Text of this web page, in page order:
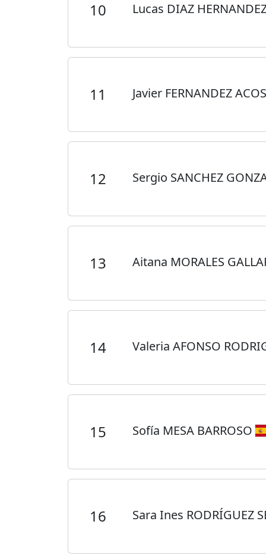
10 Lucas DIAZ
11 Javier FERNANDEZ
12 Sergio SANCHEZ
13 Aitana MORALES
14 Valeria AFONSO
15 Sofía MESA BARROSO
16 Sara Ines RODRÍGUEZ